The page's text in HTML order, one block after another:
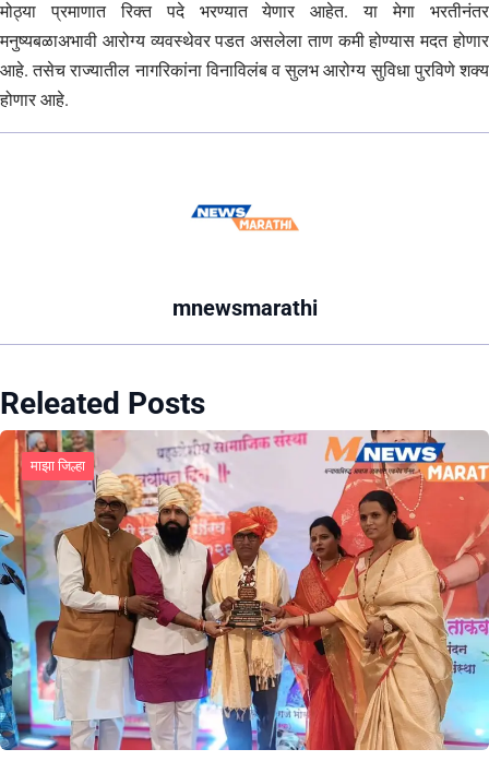
मोठ्या प्रमाणात रिक्त पदे भरण्यात येणार आहेत. या मेगा भरतीनंतर
मनुष्यबळाअभावी आरोग्य व्यवस्थेवर पडत असलेला ताण कमी होण्यास मदत होणार
आहे. तसेच राज्यातील नागरिकांना विनाविलंब व सुलभ आरोग्य सुविधा पुरविणे शक्य
होणार आहे.
mnewsmarathi
Releated Posts
माझा जिल्हा